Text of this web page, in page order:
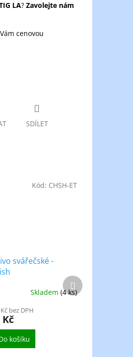
LA? Zavolejte nám
cenovou
SDÍLET
svářečské -
Skladem (4 ks)
bez DPH
Kč
košíku
Kód: CHSH-ET
Další
produkt